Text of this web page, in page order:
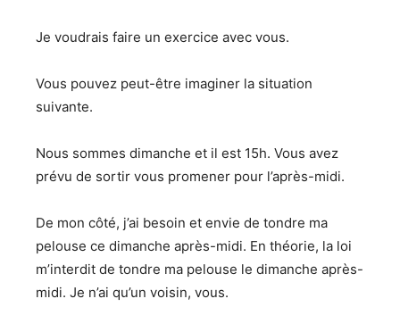
Je voudrais faire un exercice avec vous.
Vous pouvez peut-être imaginer la situation
suivante.
Nous sommes dimanche et il est 15h. Vous avez
prévu de sortir vous promener pour l’après-midi.
De mon côté, j’ai besoin et envie de tondre ma
pelouse ce dimanche après-midi. En théorie, la loi
m’interdit de tondre ma pelouse le dimanche après-
midi. Je n’ai qu’un voisin, vous.